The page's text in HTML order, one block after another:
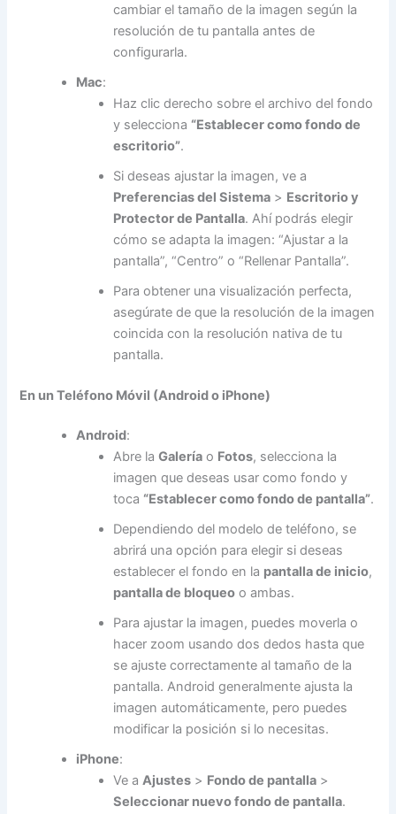
cambiar el tamaño de la imagen según la
resolución de tu pantalla antes de
configurarla.
Mac:
Haz clic derecho sobre el archivo del fondo
y selecciona “Establecer como fondo de
escritorio”.
Si deseas ajustar la imagen, ve a
Preferencias del Sistema > Escritorio y
Protector de Pantalla. Ahí podrás elegir
cómo se adapta la imagen: “Ajustar a la
pantalla”, “Centro” o “Rellenar Pantalla”.
Para obtener una visualización perfecta,
asegúrate de que la resolución de la imagen
coincida con la resolución nativa de tu
pantalla.
En un Teléfono Móvil (Android o iPhone)
Android:
Abre laGalería o Fotos, selecciona la
imagen que deseas usar como fondo y
toca “Establecer como fondo de pantalla”.
Dependiendo del modelo de teléfono, se
abrirá una opción para elegir si deseas
establecer el fondo en la pantalla de inicio,
pantalla de bloqueo o ambas.
Para ajustar la imagen, puedes moverla o
hacer zoom usando dos dedos hasta que
se ajuste correctamente al tamaño de la
pantalla. Android generalmente ajusta la
imagen automáticamente, pero puedes
modificar la posición si lo necesitas.
iPhone:
Ve aAjustes > Fondo de pantalla >
Seleccionar nuevo fondo de pantalla.